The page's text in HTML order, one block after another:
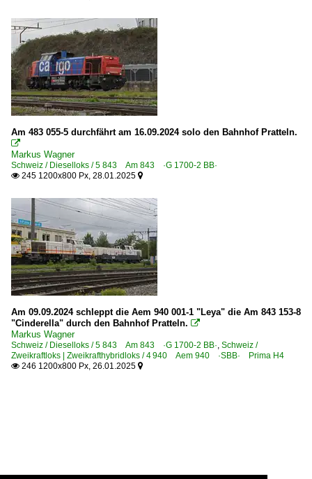
Am 483 055-5 durchfährt am 16.09.2024 solo den Bahnhof Pratteln.

Markus Wagner
Schweiz / Dieselloks / 5 843 Am 843 ·G 1700-2 BB·
 245 1200x800 Px, 28.01.2025 
Am 09.09.2024 schleppt die Aem 940 001-1 "Leya" die Am 843 153-8
"Cinderella" durch den Bahnhof Pratteln. 
Markus Wagner
Schweiz / Dieselloks / 5 843 Am 843 ·G 1700-2 BB· Schweiz /
Zweikraftloks | Zweikrafthybridloks / 4 940 Aem 940 ·SBB· Prima H4
 246 1200x800 Px, 26.01.2025 